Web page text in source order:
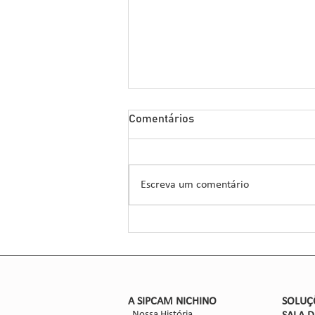
Sipcam Nichino Lança
defensivos agrícolas, introduziu um
novo herbicida para o manejo do
Comentários
Escreva um comentário
​A SIPCAM NICHINO